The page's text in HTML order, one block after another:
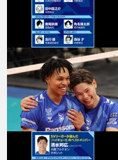
バ